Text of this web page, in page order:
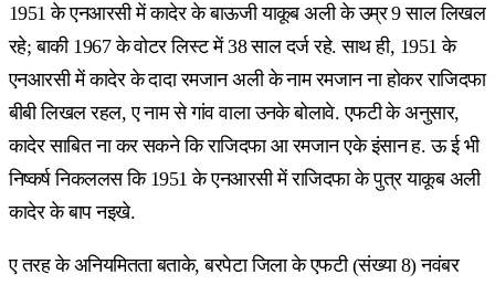
1951 के एनआरसी में कादेर के बाऊजी याकूब अली के उम्र 9 साल लिखल
रहे; बाकी 1967 के वोटर लिस्ट में 38 साल दर्ज रहे. साथ ही, 1951 के
एनआरसी में कादेर के दादा रमजान अली के नाम रमजान ना होकर राजिदफा
बीबी लिखल रहल, ए नाम से गांव वाला उनके बोलावे. एफटी के अनुसार,
कादेर साबित ना कर सकने कि राजिदफा आ रमजान एके इंसान ह. ऊ ई भी
निष्कर्ष निकललस कि 1951 के एनआरसी में राजिदफा के पुत्र याकूब अली
कादेर के बाप नइखे.
ए तरह के अनियमितता बताके, बरपेटा जिला के एफटी (संख्या 8) नवंबर